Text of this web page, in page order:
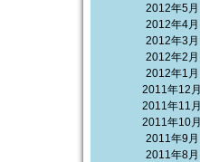
2012年5月
2012年4月
2012年3月
2012年2月
2012年1月
2011年12月
2011年11月
2011年10月
2011年9月
2011年8月